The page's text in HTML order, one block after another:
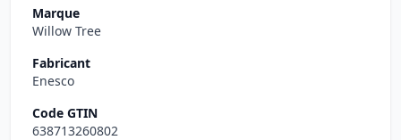
Marque
Willow Tree
Fabricant
Enesco
Code GTIN
638713260802